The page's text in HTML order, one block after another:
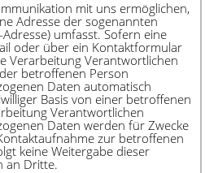
mit uns ermöglichen,
Adresse der sogenannten
umfasst. Sofern eine
oder über ein Kontaktformular
Verarbeitung Verantwortlichen
betroffenen Person
Daten automatisch
Basis von einer betroffenen
Verantwortlichen
Daten werden für Zwecke
zur betroffenen
keine Weitergabe dieser
an Dritte.